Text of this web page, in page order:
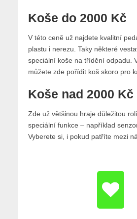
Koše do 2000 Kč
V této ceně už najdete kvalitní
plastu i nerezu. Taky některé
speciální koše na třídění odpadu.
můžete zde pořídit koš skoro pro
Koše nad 2000 Kč
Zde už většinou hraje důležitou
speciální funkce – například
Vyberete si, i pokud patříte mezi